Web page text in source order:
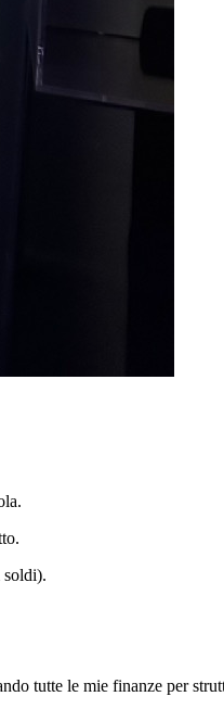
soldi).
tutte le mie finanze per